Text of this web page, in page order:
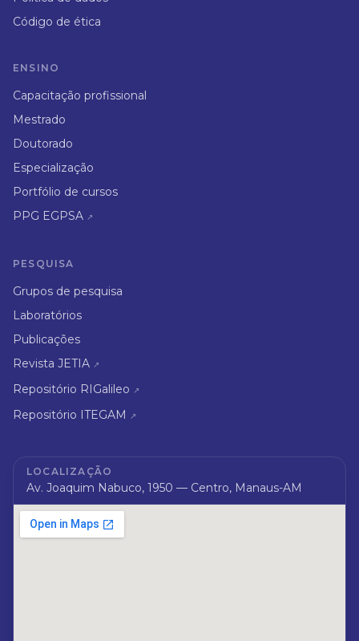
Código de ética
ENSINO
Capacitação profissional
Mestrado
Doutorado
Especialização
Portfólio de cursos
PPG EGPSA ↗
PESQUISA
Grupos de pesquisa
Laboratórios
Publicações
Revista JETIA ↗
Repositório RIGalileo ↗
Repositório ITEGAM ↗
LOCALIZAÇÃO
Av. Joaquim Nabuco, 1950 — Centro, Manaus-AM